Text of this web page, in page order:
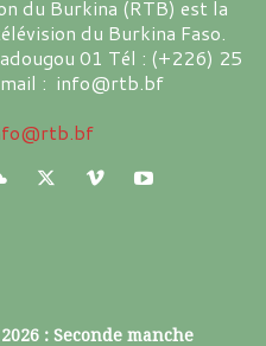
du Burkina (RTB) est la
du Burkina Faso.
01 Tél : (+226) 25
: info@rtb.bf
: Seconde manche